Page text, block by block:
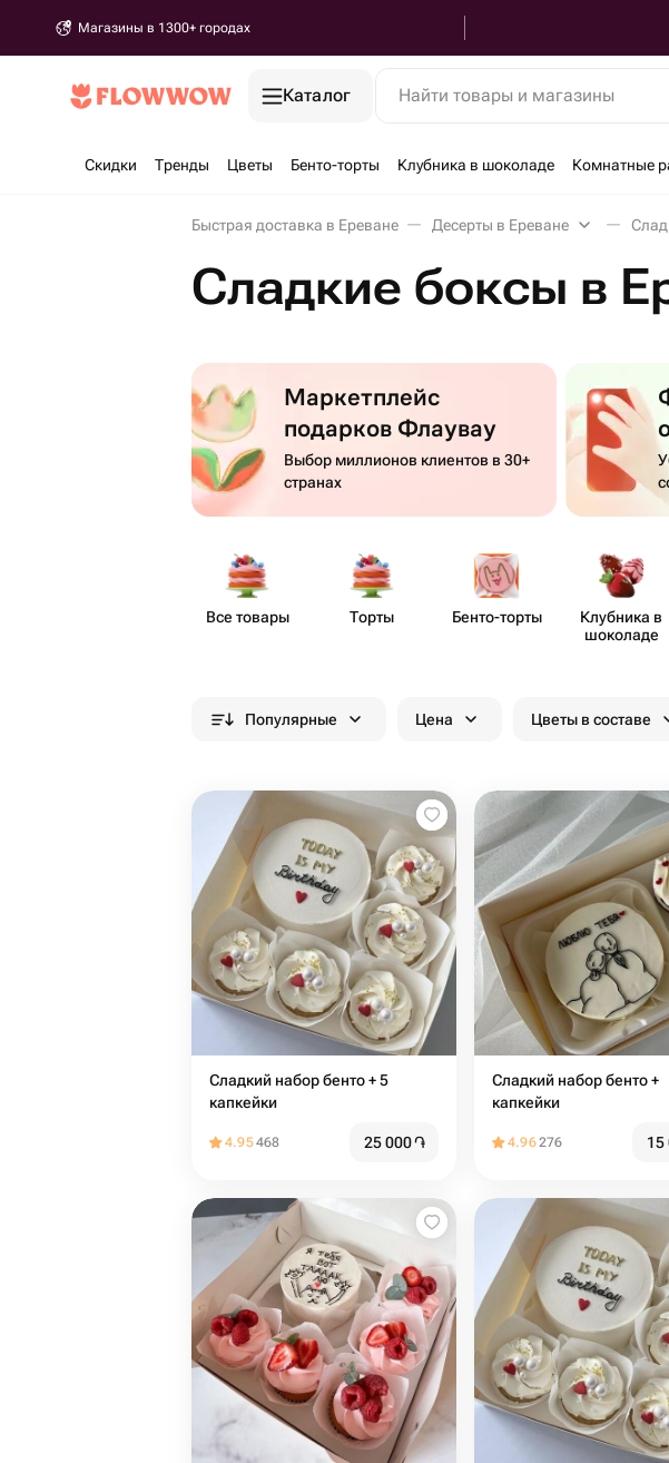
Магазины в 1300+ городах
Каталог Найти товары и магазины
Скидки Тренды Цветы Бенто-торты Клубника в шоколаде Комнатные
Быстрая доставка в Ереване Десерты в Ереване
Сладкие боксы в
Маркетплейс
подарков Флаувау
Выбор миллионов клиентов в 30+
странах
Все товары Торты Бенто​-торты
Клубника в
шоколаде
Популярные Цена Цветы в составе
Сладкий набор бенто + 5
капкейки
4.95468 25 000֏
Сладкий набор бенто +
капкейки
4.96276 15